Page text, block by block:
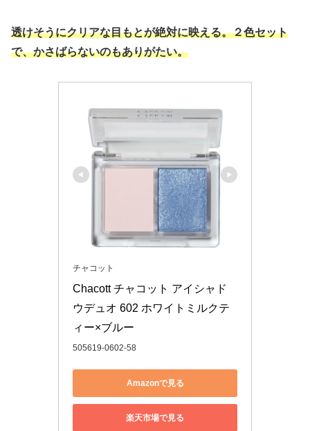
透けそうにクリアな目もとが絶対に映える。２色セット
で、かさばらないのもありがたい。
チャコット
Chacott チャコット アイシャド
ウデュオ 602 ホワイトミルクテ
ィー×ブルー
505619-0602-58
Amazonで見る
楽天市場で見る